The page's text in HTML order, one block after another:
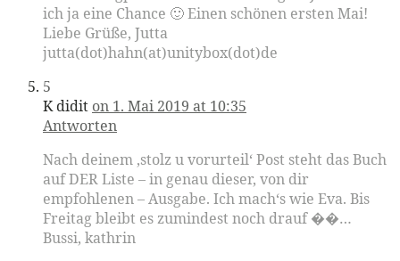
ich ja eine Chance 🙂 Einen schönen ersten Mai!
Liebe Grüße, Jutta
jutta(dot)hahn(at)unitybox(dot)de
5
K didit on 1. Mai 2019 at 10:35
Antworten
Nach deinem ‚stolz u vorurteil‘ Post steht das Buch
auf DER Liste – in genau dieser, von dir
empfohlenen – Ausgabe. Ich mach‘s wie Eva. Bis
Freitag bleibt es zumindest noch drauf ��…
Bussi, kathrin